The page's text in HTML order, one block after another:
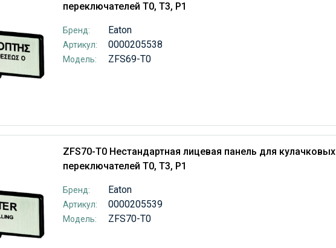
переключателей T0, T3, P1
Бренд: Eaton
Артикул: 0000205538
Модель: ZFS69-T0
ZFS70-T0 Нестандартная лицевая панель для кулачковых
переключателей T0, T3, P1
Бренд: Eaton
Артикул: 0000205539
Модель: ZFS70-T0